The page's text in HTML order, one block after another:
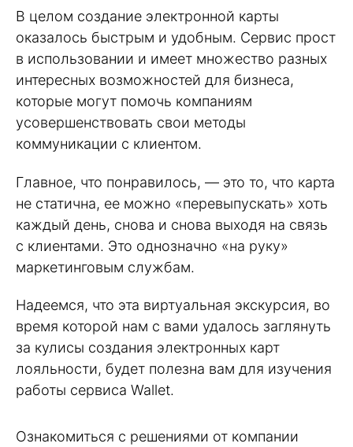
В целом создание электронной карты
оказалось быстрым и удобным. Сервис прост
в использовании и имеет множество разных
интересных возможностей для бизнеса,
которые могут помочь компаниям
усовершенствовать свои методы
коммуникации с клиентом.
Главное, что понравилось, — это то, что карта
не статична, ее можно «перевыпускать» хоть
каждый день, снова и снова выходя на связь
с клиентами. Это однозначно «на руку»
маркетинговым службам.
Надеемся, что эта виртуальная экскурсия, во
время которой нам с вами удалось заглянуть
за кулисы создания электронных карт
лояльности, будет полезна вам для изучения
работы сервиса Wallet.
Ознакомиться с решениями от компании